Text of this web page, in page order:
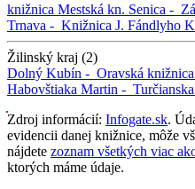
knižnica Mestská kn. Senica -
Trnava - Knižnica J. Fándlyho
Žilinský kraj (2)
Dolný Kubín - Oravská
Habovštiaka Martin -
Zdroj informácií: Infogate.sk.
evidencii danej knižnice, môže
nájdete zoznam všetkých viac
ktorých máme údaje.